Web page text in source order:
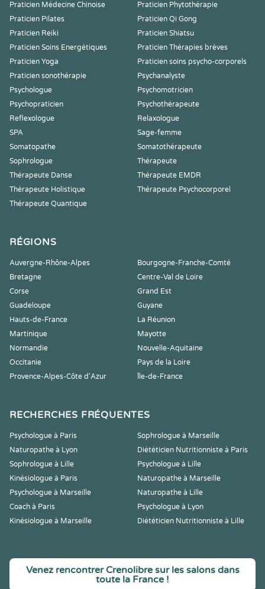
Praticien Médecine Chinoise
Praticien Phytothérapie
Praticien Pilates
Praticien Qi Gong
Praticien Reiki
Praticien Shiatsu
Praticien Soins Energétiques
Praticien Thérapies brèves
Praticien Yoga
Praticien soins psycho-corporels
Praticien sonothérapie
Psychanalyste
Psychologue
Psychomotricien
Psychopraticien
Psychothérapeute
Reflexologue
Relaxologue
SPA
Sage-femme
Somatopathe
Somatothérapeute
Sophrologue
Thérapeute
Thérapeute Danse
Thérapeute EMDR
Thérapeute Holistique
Thérapeute Psychocorporel
Thérapeute Quantique
RÉGIONS
Auvergne-Rhône-Alpes
Bourgogne-Franche-Comté
Bretagne
Centre-Val de Loire
Corse
Grand Est
Guadeloupe
Guyane
Hauts-de-France
La Réunion
Martinique
Mayotte
Normandie
Nouvelle-Aquitaine
Occitanie
Pays de la Loire
Provence-Alpes-Côte d'Azur
Île-de-France
RECHERCHES FRÉQUENTES
Psychologue à Paris
Sophrologue à Marseille
Naturopathe à Lyon
Diététicien Nutritionniste à Paris
Sophrologue à Lille
Psychologue à Lille
Kinésiologue à Paris
Naturopathe à Marseille
Psychologue à Marseille
Naturopathe à Lille
Coach à Paris
Psychologue à Lyon
Kinésiologue à Marseille
Diététicien Nutritionniste à Lille
Venez rencontrer Crenolibre sur les salons dans
toute la France !